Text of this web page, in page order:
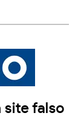
site falso